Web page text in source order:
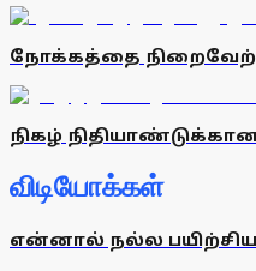
நோக்கத்தை
நிகழ்
விடியோக்கள்
என்னால் நல்ல